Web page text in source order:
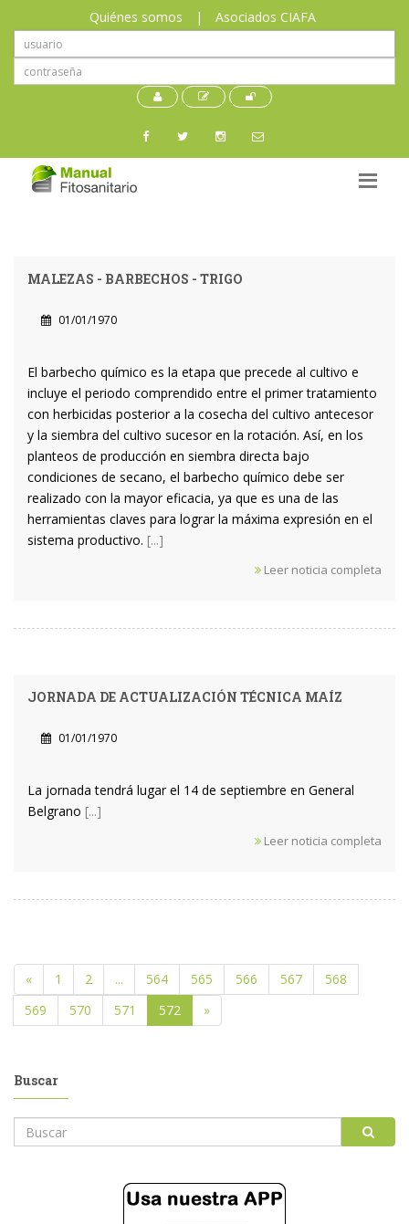
Quiénes somos | Asociados CIAFA
MALEZAS - BARBECHOS - TRIGO
01/01/1970
El barbecho químico es la etapa que precede al cultivo e
incluye el periodo comprendido entre el primer tratamiento
con herbicidas posterior a la cosecha del cultivo antecesor
y la siembra del cultivo sucesor en la rotación. Así, en los
planteos de producción en siembra directa bajo
condiciones de secano, el barbecho químico debe ser
realizado con la mayor eficacia, ya que es una de las
herramientas claves para lograr la máxima expresión en el
sistema productivo. [...]
Leer noticia completa
JORNADA DE ACTUALIZACIÓN TÉCNICA MAÍZ
01/01/1970
La jornada tendrá lugar el 14 de septiembre en General
Belgrano [...]
Leer noticia completa
« 1 2 ... 564 565 566 567
568
569
570 571 572 »
Buscar